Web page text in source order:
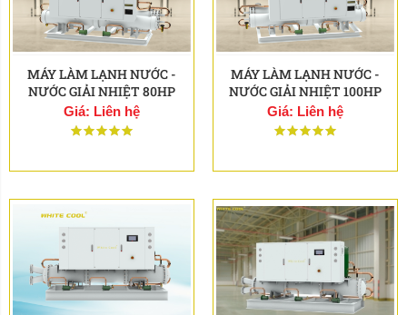
MÁY LÀM LẠNH NƯỚC -
NƯỚC GIẢI NHIỆT 80HP
Giá: Liên hệ
MÁY LÀM LẠNH NƯỚC -
NƯỚC GIẢI NHIỆT 100HP
Giá: Liên hệ